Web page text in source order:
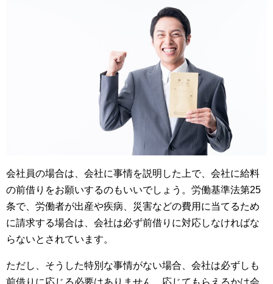
会社員の場合は、会社に事情を説明した上で、会社に給料
の前借りをお願いするのもいいでしょう。労働基準法第25
条で、労働者が出産や疾病、災害などの費用に当てるため
に請求する場合は、会社は必ず前借りに対応しなければな
らないとされています。
ただし、そうした特別な事情がない場合、会社は必ずしも
前借りに応じる必要はありません。応じてもらえるかは会